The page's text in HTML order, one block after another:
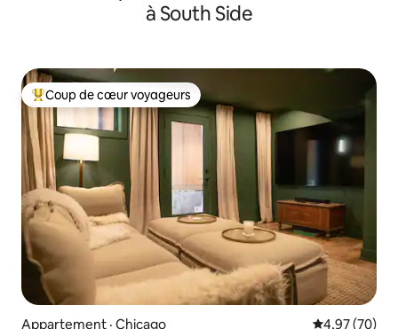
à South Side
Coup de cœur voyageurs parmi les plus aimés
Coup de cœur voyageurs
Appartement · Chicago Note
4,97 (70)